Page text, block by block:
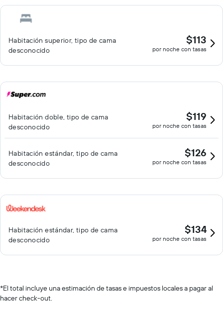
Habitación superior, tipo de cama
desconocido
$113
por noche con tasas
Habitación doble, tipo de cama
desconocido
$119
por noche con tasas
Habitación estándar, tipo de cama
desconocido
$126
por noche con tasas
Habitación estándar, tipo de cama
desconocido
$134
por noche con tasas
*El total incluye una estimación de tasas e impuestos locales a pagar al
hacer check-out.